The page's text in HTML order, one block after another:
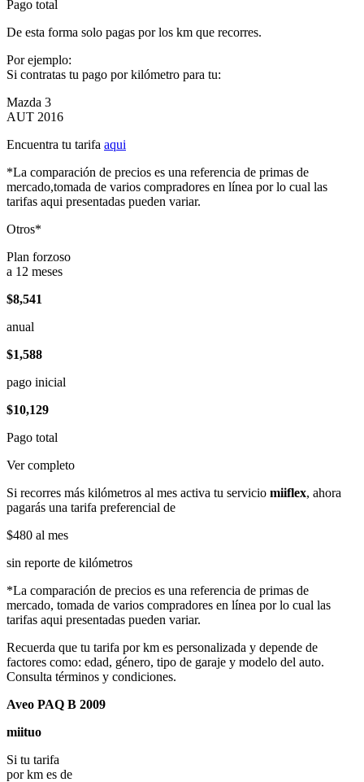
Pago total
De esta forma solo pagas por los km que recorres.
Por ejemplo:
Si contratas tu pago por kilómetro para tu:
Mazda 3
AUT 2016
Encuentra tu tarifa aqui
*La comparación de precios es una referencia de primas de
mercado,tomada de varios compradores en línea por lo cual las
tarifas aqui presentadas pueden variar.
Otros*
Plan forzoso
a 12 meses
$8,541
anual
$1,588
pago inicial
$10,129
Pago total
Ver completo
Si recorres más kilómetros al mes activa tu servicio miiflex, ahora
pagarás una tarifa preferencial de
$480 al mes
sin reporte de kilómetros
*La comparación de precios es una referencia de primas de
mercado, tomada de varios compradores en línea por lo cual las
tarifas aqui presentadas pueden variar.
Recuerda que tu tarifa por km es personalizada y depende de
factores como: edad, género, tipo de garaje y modelo del auto.
Consulta términos y condiciones.
Aveo PAQ B 2009
miituo
Si tu tarifa
por km es de